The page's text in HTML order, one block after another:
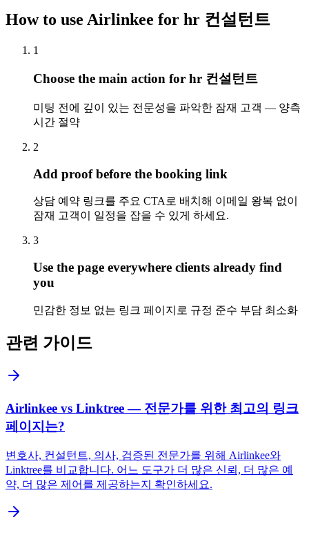
How to use Airlinkee for hr 컨설턴트
1
Choose the main action for hr 컨설턴트
미팅 전에 깊이 있는 전문성을 파악한 잠재 고객 — 양측
시간 절약
2
Add proof before the booking link
상담 예약 링크를 주요 CTA로 배치해 이메일 왕복 없이
잠재 고객이 일정을 잡을 수 있게 하세요.
3
Use the page everywhere clients already find
you
민감한 정보 없는 링크 페이지로 규정 준수 부담 최소화
관련 가이드
Airlinkee vs Linktree — 전문가를 위한 최고의 링크
페이지는?
변호사, 컨설턴트, 의사, 검증된 전문가를 위해 Airlinkee와
Linktree를 비교합니다. 어느 도구가 더 많은 신뢰, 더 많은 예
약, 더 많은 제어를 제공하는지 확인하세요.